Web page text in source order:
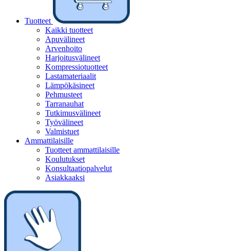
Tuotteet
Kaikki tuotteet
Apuvälineet
Arvenhoito
Harjoitusvälineet
Kompressiotuotteet
Lastamateriaalit
Lämpökäsineet
Pehmusteet
Tarranauhat
Tutkimusvälineet
Työvälineet
Valmistuet
Ammattilaisille
Tuotteet ammattilaisille
Koulutukset
Konsultaatiopalvelut
Asiakkaaksi